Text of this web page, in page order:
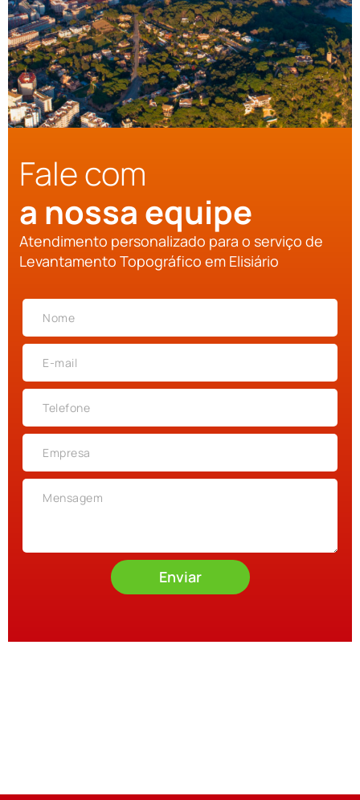
Fale com
a nossa equipe
Atendimento personalizado para o serviço de
Levantamento Topográfico em Elisiário
Enviar